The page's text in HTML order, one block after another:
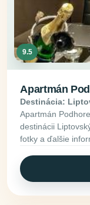
9.5
Apartmán
Destinácia:
Apartmán
destinácii
fotky a ďalšie